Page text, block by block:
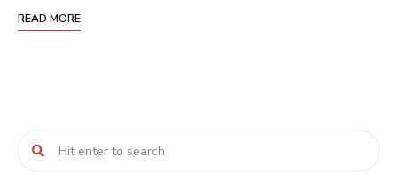
READ MORE